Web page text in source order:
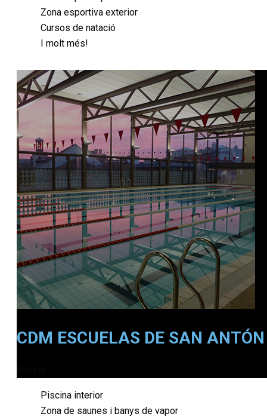
Zona esportiva exterior
Cursos de natació
I molt més!
CDM ESCUELAS DE SAN ANTÓN
Piscina interior
Zona de saunes i banys de vapor